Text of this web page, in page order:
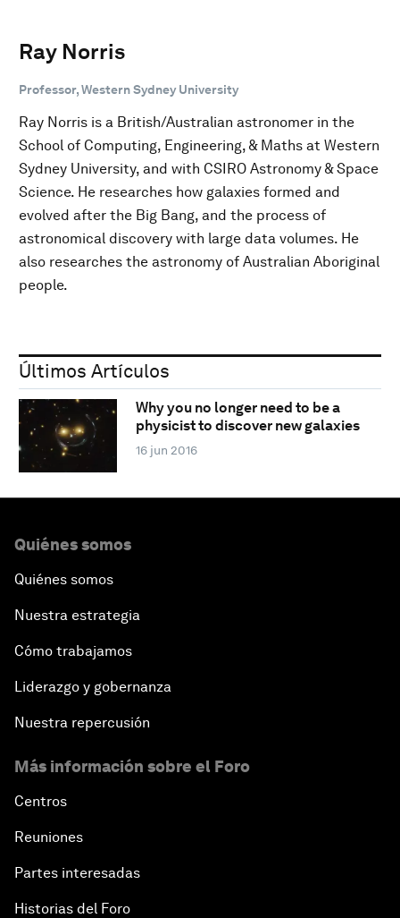
Ray Norris
Professor, Western Sydney University
Ray Norris is a British/Australian astronomer in the
School of Computing, Engineering, & Maths at Western
Sydney University, and with CSIRO Astronomy & Space
Science. He researches how galaxies formed and
evolved after the Big Bang, and the process of
astronomical discovery with large data volumes. He
also researches the astronomy of Australian Aboriginal
people.
Últimos Artículos
Why you no longer need to be a
physicist to discover new galaxies
16 jun 2016
Quiénes somos
Quiénes somos
Nuestra estrategia
Cómo trabajamos
Liderazgo y gobernanza
Nuestra repercusión
Más información sobre el Foro
Centros
Reuniones
Partes interesadas
Historias del Foro